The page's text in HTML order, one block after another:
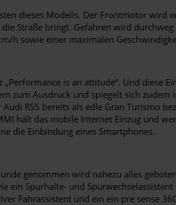
dieses Modells. Der Frontmotor
Straße bringt. Gefahren wird
h sowie einer maximalen
is an attitude“. Und
zum Ausdruck und spiegelt sich
RS5 bereits als edle Gran Turismo
hält das mobile Internet Einzug und
die Einbindung eines Smartphones.
genommen wird nahezu alles
Spurhalte- und
Fahrassistent und ein ein pre sense